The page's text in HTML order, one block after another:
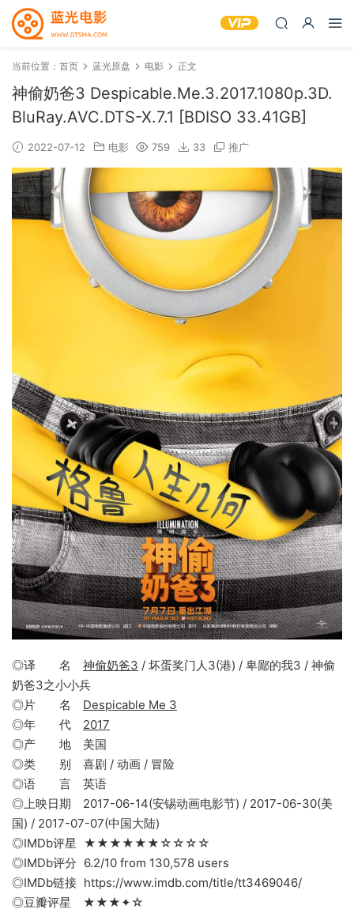
当前位置： 首页 蓝光原盘 电影 正文
神偷奶爸3 Despicable.Me.3.2017.1080p.3D.
BluRay.AVC.DTS-X.7.1 [BDISO 33.41GB]
2022-07-12 电影 759 33 推广
◎译 名 神偷奶爸3 / 坏蛋奖门人3(港) / 卑鄙的我3 / 神偷
奶爸3之小小兵
◎片 名 Despicable Me 3
◎年 代 2017
◎产 地 美国
◎类 别 喜剧 / 动画 / 冒险
◎语 言 英语
◎上映日期 2017-06-14(安锡动画电影节) / 2017-06-30(美
国) / 2017-07-07(中国大陆)
◎IMDb评星 ★★★★★★☆☆☆☆
◎IMDb评分 6.2/10 from 130,578 users
◎IMDb链接 https://www.imdb.com/title/tt3469046/
◎豆瓣评星 ★★★✦☆